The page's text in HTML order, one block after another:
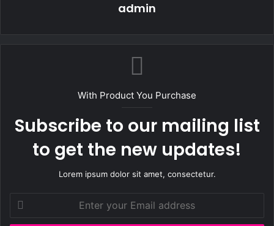
admin
With Product You Purchase
Subscribe to our mailing list
to get the new updates!
Lorem ipsum dolor sit amet, consectetur.
your